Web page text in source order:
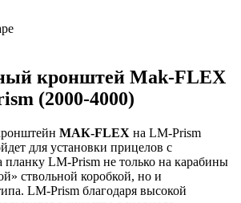
кронштей Mak-FLEX
(2000-4000)
МАК-FLEX на LM-Prism
для установки прицелов с
планку LM-Prism не только на карабины
ствольной коробкой, но и
LM-Prism благодаря высокой